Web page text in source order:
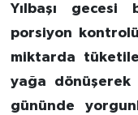
Yılbaşı
porsiyon
miktarda
yağa dönüşerek
gününde